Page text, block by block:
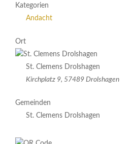
Kategorien
Andacht
Ort
St. Clemens Drolshagen
Kirchplatz 9, 57489 Drolshagen
Gemeinden
St. Clemens Drolshagen